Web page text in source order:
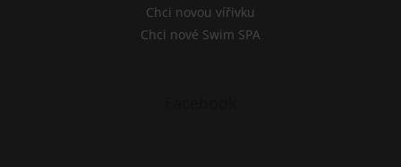
Chci novou vířivku
Chci nové Swim SPA